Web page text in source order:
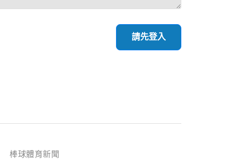
請先登入
棒球體育新聞